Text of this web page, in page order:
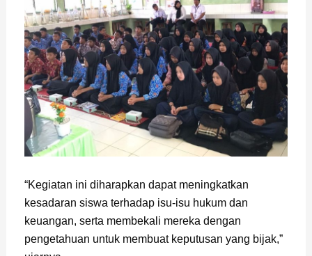
“Kegiatan ini diharapkan dapat meningkatkan
kesadaran siswa terhadap isu-isu hukum dan
keuangan, serta membekali mereka dengan
pengetahuan untuk membuat keputusan yang bijak,”